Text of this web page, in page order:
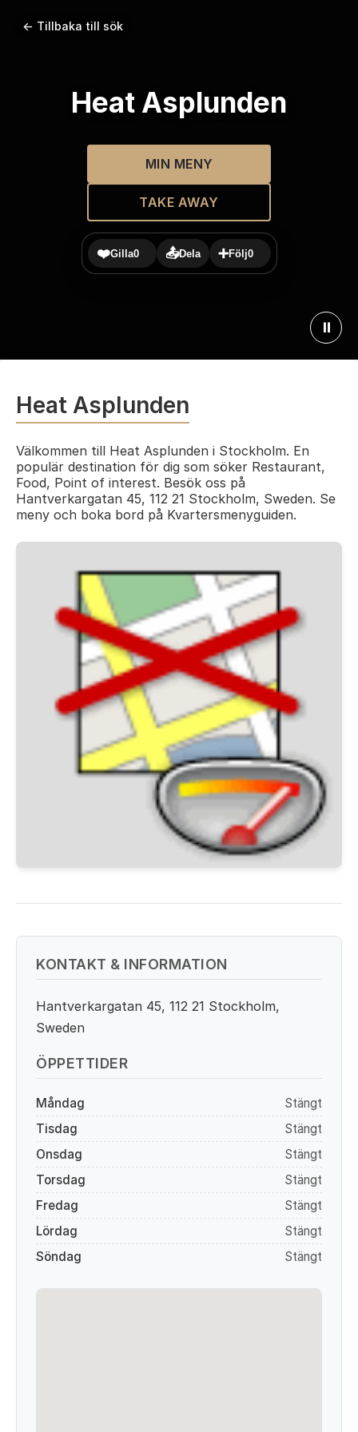
← Tillbaka till sök
Heat Asplunden
MIN MENY
TAKE AWAY
❤️Gilla0 📤Dela ➕Följ0
⏸
Heat Asplunden
Välkommen till Heat Asplunden i Stockholm. En
populär destination för dig som söker Restaurant,
Food, Point of interest. Besök oss på
Hantverkargatan 45, 112 21 Stockholm, Sweden. Se
meny och boka bord på Kvartersmenyguiden.
KONTAKT & INFORMATION
Hantverkargatan 45, 112 21 Stockholm,
Sweden
ÖPPETTIDER
Måndag
Stängt
Tisdag
Stängt
Onsdag
Stängt
Torsdag
Stängt
Fredag
Stängt
Lördag
Stängt
Söndag
Stängt